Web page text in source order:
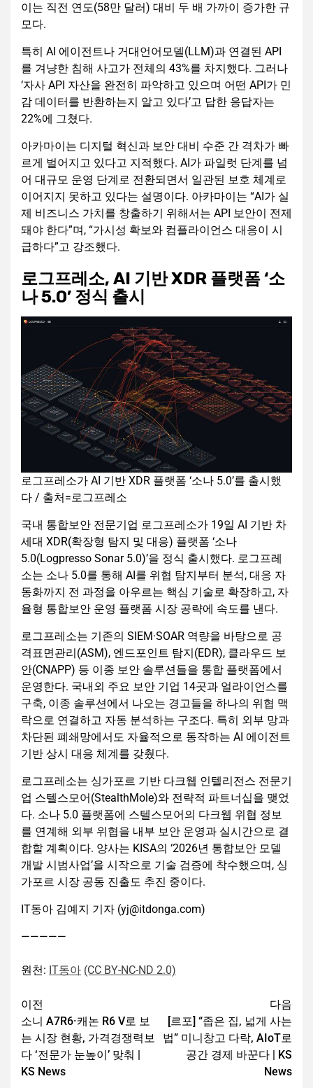
이는 직전 연도(58만 달러) 대비 두 배 가까이 증가한 규
모다.
특히 AI 에이전트나 거대언어모델(LLM)과 연결된 API
를 겨냥한 침해 사고가 전체의 43%를 차지했다. 그러나
‘자사 API 자산을 완전히 파악하고 있으며 어떤 API가 민
감 데이터를 반환하는지 알고 있다’고 답한 응답자는
22%에 그쳤다.
아카마이는 디지털 혁신과 보안 대비 수준 간 격차가 빠
르게 벌어지고 있다고 지적했다. AI가 파일럿 단계를 넘
어 대규모 운영 단계로 전환되면서 일관된 보호 체계로
이어지지 못하고 있다는 설명이다. 아카마이는 “AI가 실
제 비즈니스 가치를 창출하기 위해서는 API 보안이 전제
돼야 한다”며, “가시성 확보와 컴플라이언스 대응이 시
급하다”고 강조했다.
로그프레소, AI 기반 XDR 플랫폼 ‘소
나 5.0’ 정식 출시
로그프레소가 AI 기반 XDR 플랫폼 ‘소나 5.0’를 출시했
다 / 출처=로그프레소
국내 통합보안 전문기업 로그프레소가 19일 AI 기반 차
세대 XDR(확장형 탐지 및 대응) 플랫폼 ‘소나
5.0(Logpresso Sonar 5.0)’을 정식 출시했다. 로그프레
소는 소나 5.0를 통해 AI를 위협 탐지부터 분석, 대응 자
동화까지 전 과정을 아우르는 핵심 기술로 확장하고, 자
율형 통합보안 운영 플랫폼 시장 공략에 속도를 낸다.
로그프레소는 기존의 SIEM·SOAR 역량을 바탕으로 공
격표면관리(ASM), 엔드포인트 탐지(EDR), 클라우드 보
안(CNAPP) 등 이종 보안 솔루션들을 통합 플랫폼에서
운영한다. 국내외 주요 보안 기업 14곳과 얼라이언스를
구축, 이종 솔루션에서 나오는 경고들을 하나의 위협 맥
락으로 연결하고 자동 분석하는 구조다. 특히 외부 망과
차단된 폐쇄망에서도 자율적으로 동작하는 AI 에이전트
기반 상시 대응 체계를 갖췄다.
로그프레소는 싱가포르 기반 다크웹 인텔리전스 전문기
업 스텔스모어(StealthMole)와 전략적 파트너십을 맺었
다. 소나 5.0 플랫폼에 스텔스모어의 다크웹 위협 정보
를 연계해 외부 위협을 내부 보안 운영과 실시간으로 결
합할 계획이다. 양사는 KISA의 ‘2026년 통합보안 모델
개발 시범사업’을 시작으로 기술 검증에 착수했으며, 싱
가포르 시장 공동 진출도 추진 중이다.
IT동아 김예지 기자 (yj@itdonga.com)
—————
원천: IT동아 (CC BY-NC-ND 2.0)
이전
소니 A7R6·캐논 R6 V로 보
는 시장 현황, 가격경쟁력보
다 ‘전문가 눈높이’ 맞춰 |
KS News
다음
[르포] “좁은 집, 넓게 사는
법” 미니창고 다락, AIoT로
공간 경제 바꾼다 | KS
News